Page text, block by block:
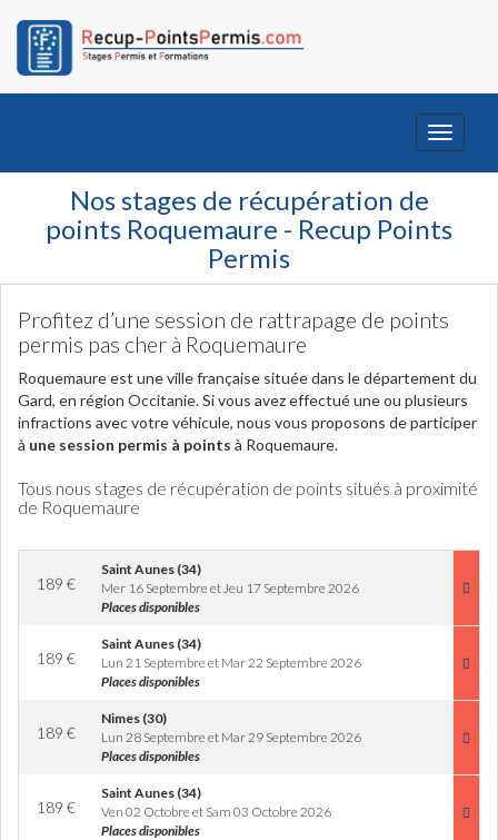
Toggle
Nos stages de récupération de
points Roquemaure - Recup Points
Permis
Profitez d’une session de rattrapage de points
permis pas cher à Roquemaure
Roquemaure est une ville française située dans le département du
Gard, en région Occitanie. Si vous avez effectué une ou plusieurs
infractions avec votre véhicule, nous vous proposons de participer
à une session permis à points à Roquemaure.
Tous nous stages de récupération de points situés à proximité
de Roquemaure
189 €
Saint Aunes (34)
Mer 16 Septembre et Jeu 17 Septembre 2026
Places disponibles
189 €
Saint Aunes (34)
Lun 21 Septembre et Mar 22 Septembre 2026
Places disponibles
189 €
Nimes (30)
Lun 28 Septembre et Mar 29 Septembre 2026
Places disponibles
189 €
Saint Aunes (34)
Ven 02 Octobre et Sam 03 Octobre 2026
Places disponibles